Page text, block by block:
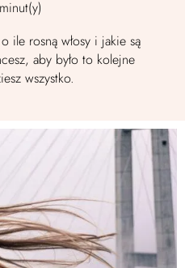
ile rosną włosy i jakie są
aby było to kolejne
wszystko.